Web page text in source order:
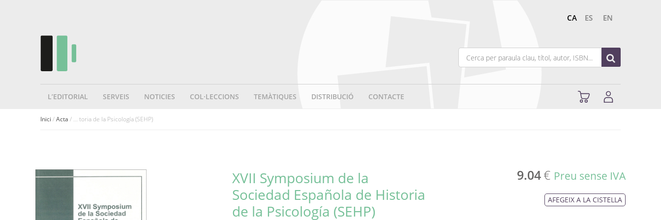
CA ES EN
L’EDITORIAL SERVEIS NOTICIES COL·LECCIONS TEMÀTIQUES DISTRIBUCIÓ CONTACTE
Inici /Acta / ... toria de la Psicología (SEHP)
XVII Symposium de la
Sociedad Española de Historia
de la Psicología (SEHP)
9.04€ Preu sense IVA
AFEGEIX A LA CISTELLA